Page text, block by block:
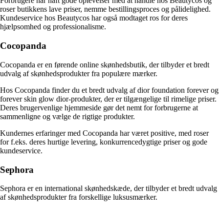
roser butikkens lave priser, nemme bestillingsproces og pålidelighed.
Kundeservice hos Beautycos har også modtaget ros for deres
hjælpsomhed og professionalisme.
Cocopanda
Cocopanda er en førende online skønhedsbutik, der tilbyder et bredt
udvalg af skønhedsprodukter fra populære mærker.
Hos Cocopanda finder du et bredt udvalg af dior foundation forever og
forever skin glow dior-produkter, der er tilgængelige til rimelige priser.
Deres brugervenlige hjemmeside gør det nemt for forbrugerne at
sammenligne og vælge de rigtige produkter.
Kundernes erfaringer med Cocopanda har været positive, med roser
for f.eks. deres hurtige levering, konkurrencedygtige priser og gode
kundeservice.
Sephora
Sephora er en international skønhedskæde, der tilbyder et bredt udvalg
af skønhedsprodukter fra forskellige luksusmærker.